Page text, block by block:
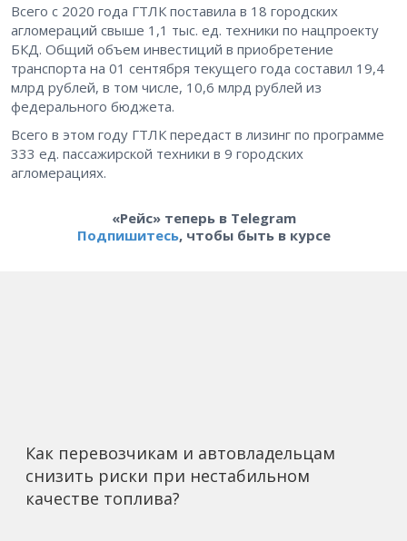
Всего с 2020 года ГТЛК поставила в 18 городских
агломераций свыше 1,1 тыс. ед. техники по нацпроекту
БКД. Общий объем инвестиций в приобретение
транспорта на 01 сентября текущего года составил 19,4
млрд рублей, в том числе, 10,6 млрд рублей из
федерального бюджета.
Всего в этом году ГТЛК передаст в лизинг по программе
333 ед. пассажирской техники в 9 городских
агломерациях.
«Рейс» теперь в Telegram
Подпишитесь, чтобы быть в курсе
Как перевозчикам и автовладельцам
снизить риски при нестабильном
качестве топлива?